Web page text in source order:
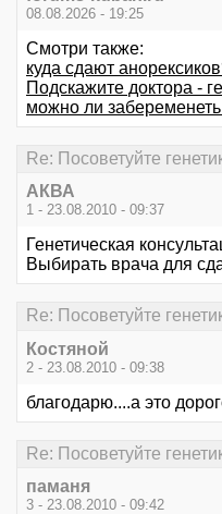
08.08.2026 - 19:25
Смотри также:
куда сдают
Подскажите доктора -
можно ли
Re: Посоветуйте
АКВА
1 - 23.08.2010 - 09:37
Генетическая
Выбирать врача для
Re: Посоветуйте
Костяной
2 - 23.08.2010 - 09:38
благодарю....а это
Re: Посоветуйте
паманя
3 - 23.08.2010 - 09:42